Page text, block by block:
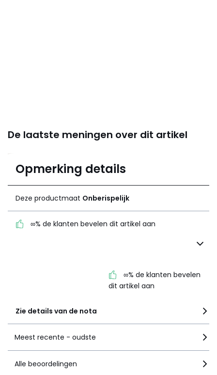
De laatste meningen over dit artikel
5
gemiddelde bereikt
door alle landen
100% gecertificeerde beoordelingen,
∞% de klanten bevelen
dit artikel aan
Zie details van de nota
Opmerking details
Deze productmaat Onberispelijk
∞% de klanten bevelen dit artikel aan
Meest recente - oudste
Alle beoordelingen